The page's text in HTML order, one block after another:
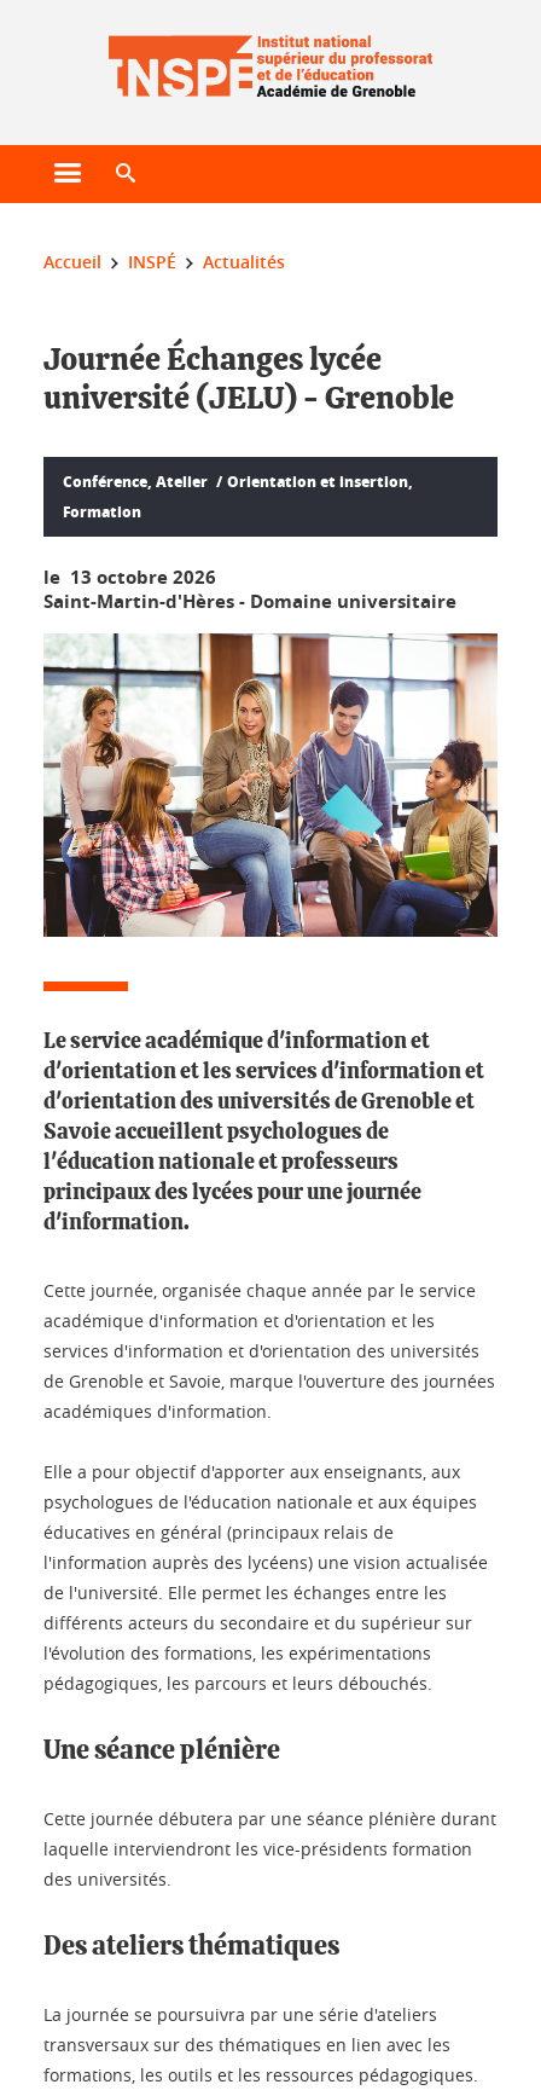
Ouvrir le menu principal
Vous êtes ici :
Accueil INSPÉ Actualités
Journée Échanges lycée
université (JELU) - Grenoble
Conférence, Atelier
Orientation et insertion,
Formation
le 13 octobre 2026
Saint-Martin-d'Hères - Domaine universitaire
Le service académique d'information et
d'orientation et les services d'information et
d'orientation des universités de Grenoble et
Savoie accueillent psychologues de
l'éducation nationale et professeurs
principaux des lycées pour une journée
d'information.
Cette journée, organisée chaque année par le service
académique d'information et d'orientation et les
services d'information et d'orientation des universités
de Grenoble et Savoie, marque l'ouverture des journées
académiques d'information.
Elle a pour objectif d'apporter aux enseignants, aux
psychologues de l'éducation nationale et aux équipes
éducatives en général (principaux relais de
l'information auprès des lycéens) une vision actualisée
de l'université. Elle permet les échanges entre les
différents acteurs du secondaire et du supérieur sur
l'évolution des formations, les expérimentations
pédagogiques, les parcours et leurs débouchés.
Une séance plénière
Cette journée débutera par une séance plénière durant
laquelle interviendront les vice-présidents formation
des universités.
Des ateliers thématiques
La journée se poursuivra par une série d'ateliers
transversaux sur des thématiques en lien avec les
formations, les outils et les ressources pédagogiques.